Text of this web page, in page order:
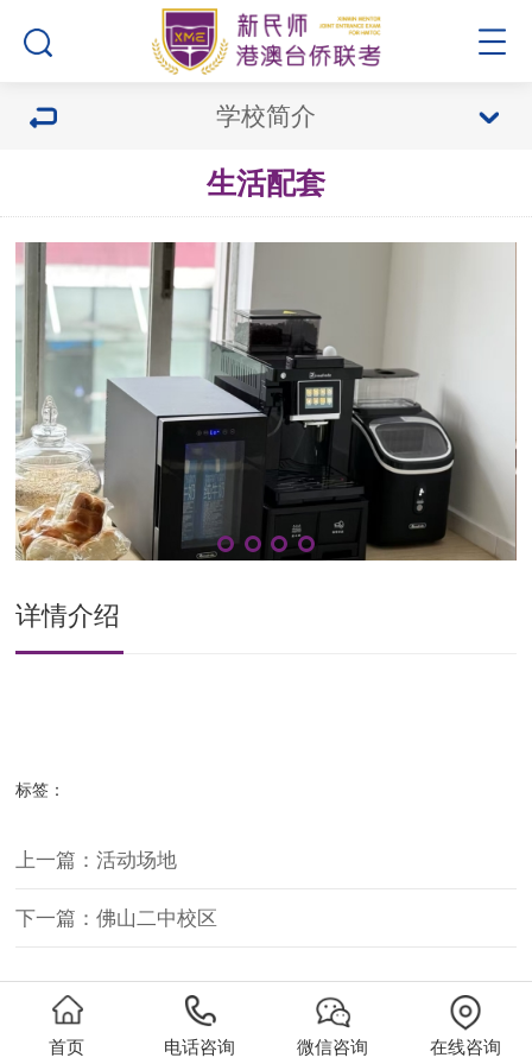
学校简介
生活配套
详情介绍
标签：
上一篇：活动场地
下一篇：佛山二中校区
首页 电话咨询 微信咨询 在线咨询